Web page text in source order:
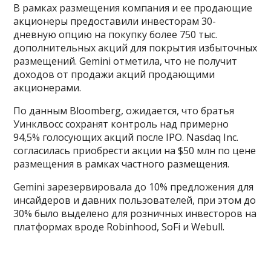
В рамках размещения компания и ее продающие
акционеры предоставили инвесторам 30-
дневную опцию на покупку более 750 тыс.
дополнительных акций для покрытия избыточных
размещений. Gemini отметила, что не получит
доходов от продажи акций продающими
акционерами.
По данным Bloomberg, ожидается, что братья
Уинклвосс сохранят контроль над примерно
94,5% голосующих акций после IPO. Nasdaq Inc.
согласилась приобрести акции на $50 млн по цене
размещения в рамках частного размещения.
Gemini зарезервировала до 10% предложения для
инсайдеров и давних пользователей, при этом до
30% было выделено для розничных инвесторов на
платформах вроде Robinhood, SoFi и Webull.